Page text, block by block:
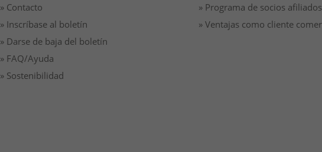
» Contacto
» Inscríbase al boletín
» Darse de baja del boletín
» FAQ/Ayuda
» Sostenibilidad
» Programa de socios afiliados
» Ventajas como cliente